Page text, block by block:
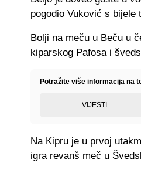
pogodio Vuković s bijele
Bolji na meču u Beču u
kiparskog Pafosa i
Potražite više informacija na
VIJESTI
Na Kipru je u prvoj
igra revanš meč u